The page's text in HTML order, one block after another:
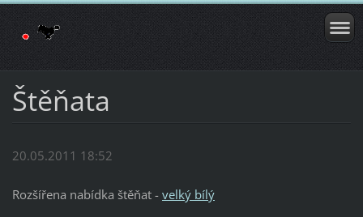
Štěňata
20.05.2011 18:52
Rozšířena nabídka štěňat - velký bílý